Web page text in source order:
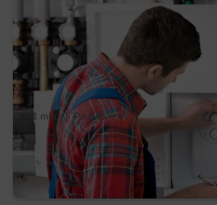
1 min. | Paul D.
Tout savoir sur l’entretien
chaudière au gaz